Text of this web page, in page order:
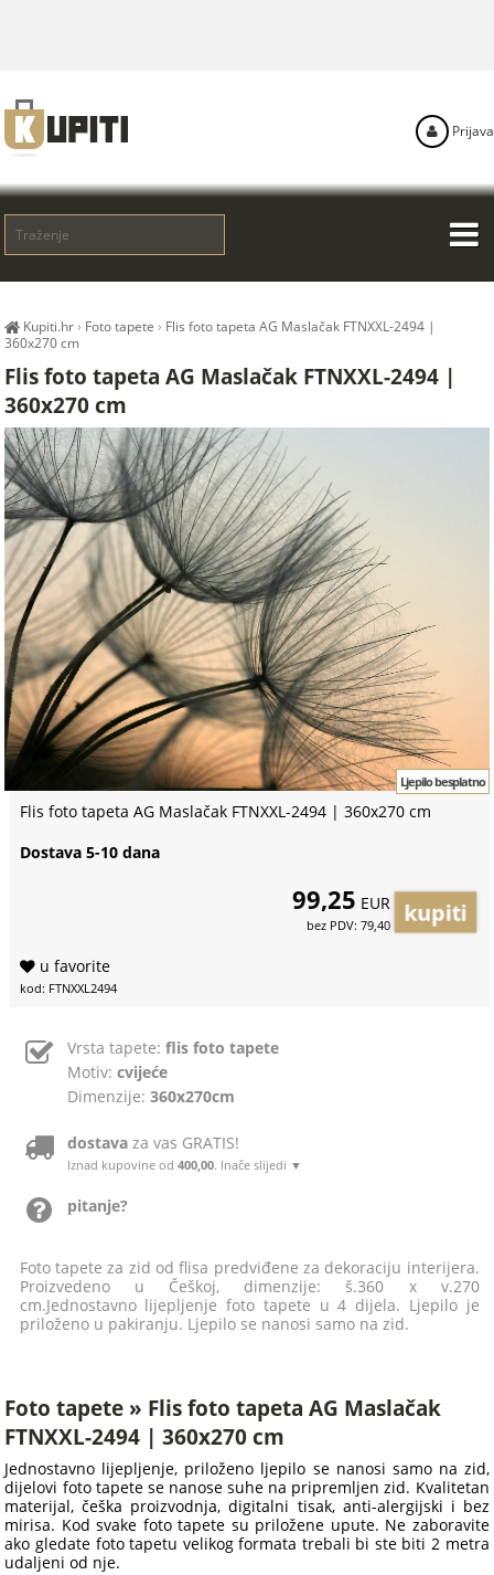
Kupiti.hr› Foto tapete › Flis foto tapeta AG Maslačak FTNXXL-2494 |
360x270 cm
Flis foto tapeta AG Maslačak FTNXXL-2494 |
360x270 cm
Flis foto tapeta AG Maslačak FTNXXL-2494 | 360x270 cm
Ljepilo besplatno
Dostava 5-10 dana
99,25 EUR
bez PDV: 79,40
u favorite
kod: FTNXXL2494
Vrsta tapete: flis foto tapete
Motiv: cvijeće
Dimenzije: 360x270cm
dostavaza vas GRATIS!
Iznad kupovine od 400,00. Inače slijedi ▼
pitanje?
Foto tapete za zid od flisa predviđene za dekoraciju interijera.
Proizvedeno u Češkoj, dimenzije: š.360 x v.270
cm.Jednostavno lijepljenje foto tapete u 4 dijela. Ljepilo je
priloženo u pakiranju. Ljepilo se nanosi samo na zid.
Foto tapete » Flis foto tapeta AG Maslačak
FTNXXL-2494 | 360x270 cm
Jednostavno lijepljenje, priloženo ljepilo se nanosi samo na zid,
dijelovi foto tapete se nanose suhe na pripremljen zid. Kvalitetan
materijal, češka proizvodnja, digitalni tisak, anti-alergijski i bez
mirisa. Kod svake foto tapete su priložene upute. Ne zaboravite
ako gledate foto tapetu velikog formata trebali bi ste biti 2 metra
udaljeni od nje.
Prijava